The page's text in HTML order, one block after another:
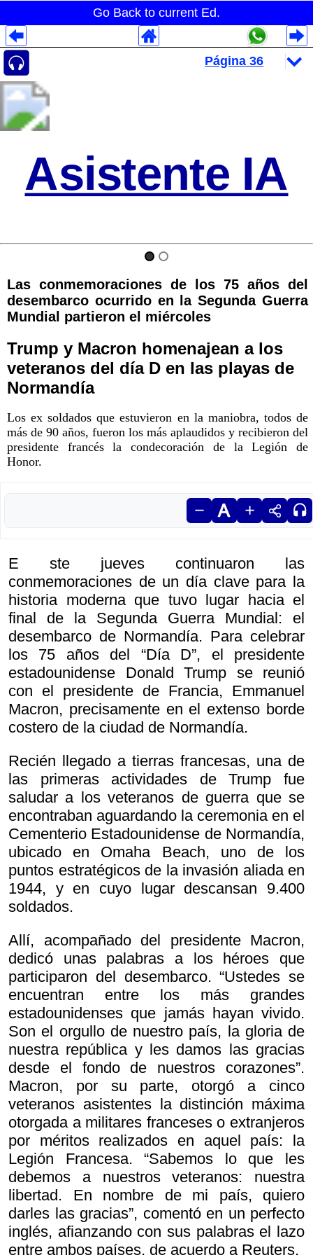
Go Back to current Ed.
Asistente IA
Las conmemoraciones de los 75 años del
desembarco ocurrido en la Segunda Guerra
Mundial partieron el miércoles
Trump y Macron homenajean a los
veteranos del día D en las playas de
Normandía
Los ex soldados que estuvieron en la maniobra, todos de
más de 90 años, fueron los más aplaudidos y recibieron del
presidente francés la condecoración de la Legión de
Honor.
E ste jueves continuaron las
conmemoraciones de un día clave para la
historia moderna que tuvo lugar hacia el
final de la Segunda Guerra Mundial: el
desembarco de Normandía. Para celebrar
los 75 años del “Día D”, el presidente
estadounidense Donald Trump se reunió
con el presidente de Francia, Emmanuel
Macron, precisamente en el extenso borde
costero de la ciudad de Normandía.
Recién llegado a tierras francesas, una de
las primeras actividades de Trump fue
saludar a los veteranos de guerra que se
encontraban aguardando la ceremonia en el
Cementerio Estadounidense de Normandía,
ubicado en Omaha Beach, uno de los
puntos estratégicos de la invasión aliada en
1944, y en cuyo lugar descansan 9.400
soldados.
Allí, acompañado del presidente Macron,
dedicó unas palabras a los héroes que
participaron del desembarco. “Ustedes se
encuentran entre los más grandes
estadounidenses que jamás hayan vivido.
Son el orgullo de nuestro país, la gloria de
nuestra república y les damos las gracias
desde el fondo de nuestros corazones”.
Macron, por su parte, otorgó a cinco
veteranos asistentes la distinción máxima
otorgada a militares franceses o extranjeros
por méritos realizados en aquel país: la
Legión Francesa. “Sabemos lo que les
debemos a nuestros veteranos: nuestra
libertad. En nombre de mi país, quiero
darles las gracias”, comentó en un perfecto
inglés, afianzando con sus palabras el lazo
entre ambos países, de acuerdo a Reuters.
Despliegues Analytics
Despliegues Totales
Despliegues por Rubros